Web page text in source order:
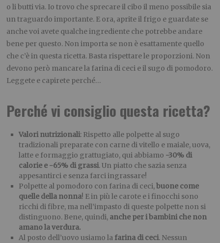
o li butti via. Io trovo che sprecare il cibo il meno possibile sia
un traguardo importante. E ora, aprite il frigo e guardate se
anche voi avete qualche ingrediente che potrebbe andare
bene per questo. Non importa se non è esattamente quello
che c’è in questa ricetta. Basta rispettare le proporzioni. Non
devono però mancare la farina di ceci e il sugo di pomodoro.
Leggete e capirete perché…
Perché vi consiglio questa ricetta?
Valori nutrizionali: Rispetto alle polpette al sugo
tradizionali preparate con carne di vitello e maiale, uova,
latte e formaggio grattugiato, qui abbiamo -30% di
calorie e -65% di grassi. Un piatto che sazia senza
appesantirci e senza farci ingrassare!
Polpette al pomodoro con farina di ceci,buone come
quelle della nonna! E in più le carote e i finocchi sono
ricchi di fibre, ma nell’impasto di queste polpette non si
distinguono. Bene, quindi, anche per i bambini che non
amano la verdura.
Al posto dell’uovo usiamo la farina di ceci. Nessun